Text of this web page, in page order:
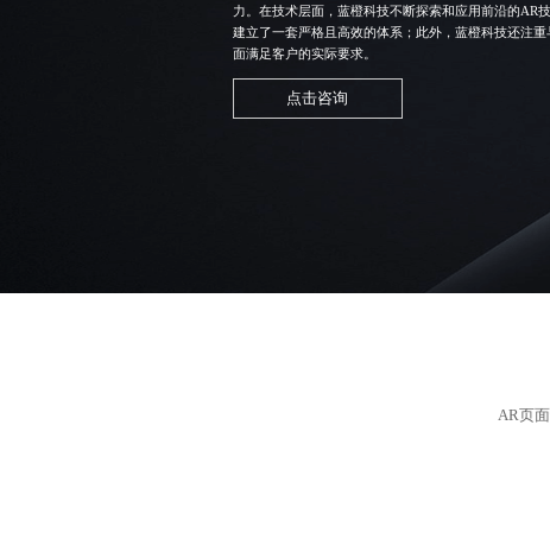
力。在技术层面，蓝橙科技不断探索和应用前沿的AR
建立了一套严格且高效的体系；此外，蓝橙科技还注
面满足客户的实际要求。
点击咨询
AR页